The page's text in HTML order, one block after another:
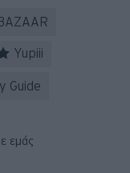
Yupiii
Guide
εμάς